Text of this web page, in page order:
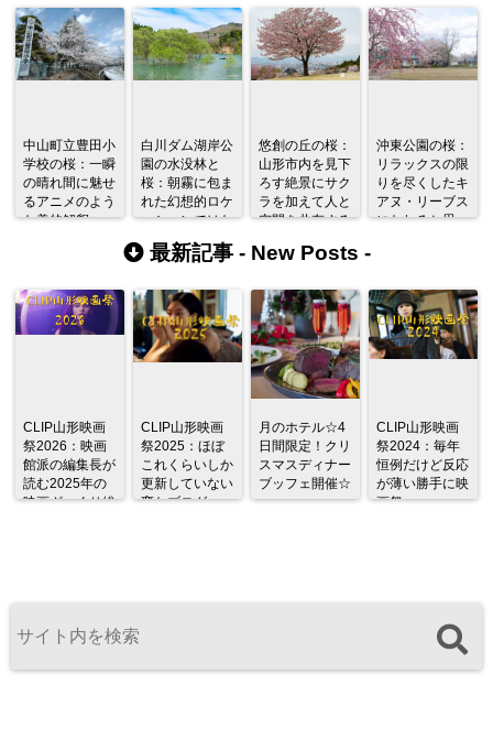
中山町立豊田小
学校の桜：一瞬
の晴れ間に魅せ
るアニメのよう
な美的解釈
白川ダム湖岸公
園の水没林と
桜：朝霧に包ま
れた幻想的ロケ
ーションではな
いぞ
悠創の丘の桜：
山形市内を見下
ろす絶景にサク
ラを加えて人と
空間を共有する
沖東公園の桜：
リラックスの限
りを尽くしたキ
アヌ・リーブス
になれると思っ
最新記事 - New Posts -
CLIP山形映画
祭2026：映画
館派の編集長が
読む2025年の
映画ざっくり総
CLIP山形映画
祭2025：ほぼ
これくらいしか
更新していない
変なブログ
月のホテル☆4
日間限定！クリ
スマスディナー
ブッフェ開催☆
CLIP山形映画
祭2024：毎年
恒例だけど反応
が薄い勝手に映
画祭